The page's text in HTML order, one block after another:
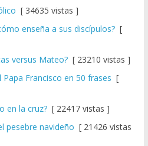
[ 34635 vistas ]
enseña a sus discípulos?[
versus Mateo?[ 23210 vistas ]
Papa Francisco en 50 frases [
en la cruz?[ 22417 vistas ]
pesebre navideño [ 21426 vistas